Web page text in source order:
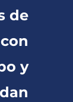
de
y